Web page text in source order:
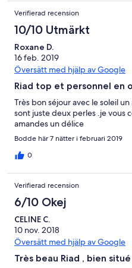
Verifierad recension
10/10 Utmärkt
Roxane D.
16 feb. 2019
Översätt med hjälp av Google
Riad top et personnel en
Très bon séjour avec le soleil
sont juste deux perles .je vous
amandes un délice
Bodde här 7 nätter i februari 2019
0
Verifierad recension
6/10 Okej
CELINE C.
10 nov. 2018
Översätt med hjälp av Google
Très beau Riad , bien